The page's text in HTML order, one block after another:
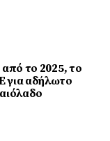
από το 2025, το
για αδήλωτο